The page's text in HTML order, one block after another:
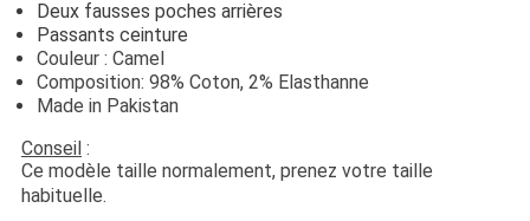
Deux fausses poches arrières
Passants ceinture
Couleur : Camel
Composition: 98% Coton, 2% Elasthanne
Made in Pakistan
Conseil :
Ce modèle taille normalement, prenez votre taille
habituelle.